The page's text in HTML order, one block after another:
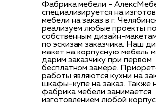
Фабрика мебели -
специализируется на
мебели на заказ в г.
реализуем любые проекты по
собственным дизайн-
по эскизам заказчика. Наш
макет на корпусную мебель
дарим заказчику при первом
бесплатном замере.
работы являются кухни на
шкафы-купе на заказ. Также
фабрика мебели занимается
изготовлением любой